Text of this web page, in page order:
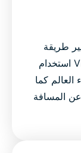
طريقة
استخدامك للإنترنت. تتيح لك برامج VPN استخدام
العالم كما
المسافة